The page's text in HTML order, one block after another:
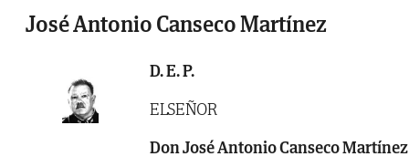
José Antonio Canseco Martínez
D. E. P.
ELSEÑOR
Don José Antonio Canseco Martínez